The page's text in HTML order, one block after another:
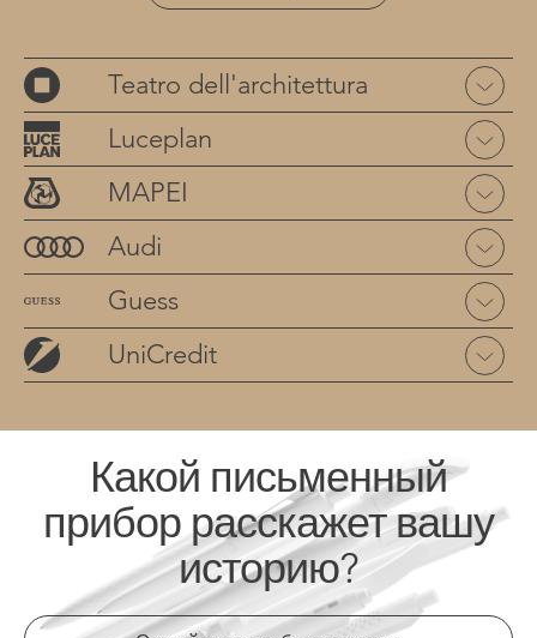
Teatro dell'architettura
Luceplan
MAPEI
Audi
Guess
UniCredit
Какой письменный
прибор расскажет вашу
историю?